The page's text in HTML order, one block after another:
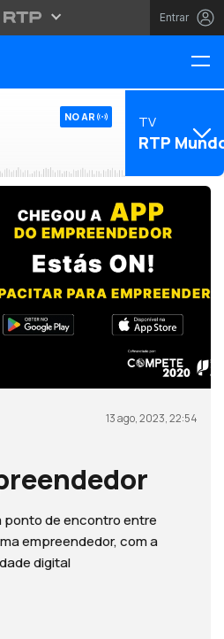
Entrar
NO AR TV
RTP
13 ago, 2023, 22:54
ponto de encontro entre
empreendedor, com a
digital